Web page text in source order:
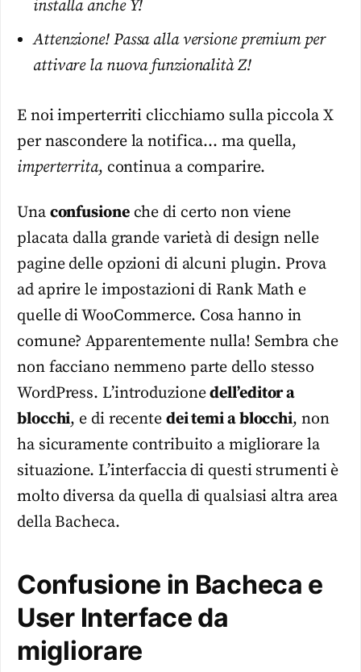
installa anche Y!
Attenzione! Passa alla versione premium per
attivare la nuova funzionalità Z!
E noi imperterriti clicchiamo sulla piccola X
per nascondere la notifica… ma quella,
imperterrita, continua a comparire.
Una confusioneche di certo non viene
placata dalla grande varietà di design nelle
pagine delle opzioni di alcuni plugin. Prova
ad aprire le impostazioni di Rank Math e
quelle di WooCommerce. Cosa hanno in
comune? Apparentemente nulla! Sembra che
non facciano nemmeno parte dello stesso
WordPress. L’introduzionedell’editor a
blocchi, e di recente dei temi a blocchi, non
ha sicuramente contribuito a migliorare la
situazione. L’interfaccia di questi strumenti è
molto diversa da quella di qualsiasi altra area
della Bacheca.
Confusione in Bacheca e
User Interface da
migliorare